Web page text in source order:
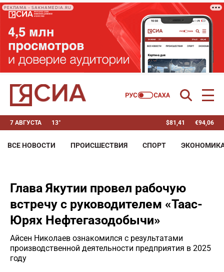
РЕКЛАМА • SAKHAMEDIA.RU
7 АВГУСТА 13° $81,41 €94,06
ВСЕ НОВОСТИ ПРОИСШЕСТВИЯ СПОРТ
Глава Якутии провел рабочую
встречу с руководителем «Таас-
Юрях Нефтегазодобычи»
Айсен Николаев ознакомился с результатами
производственной деятельности предприятия в 2025
году